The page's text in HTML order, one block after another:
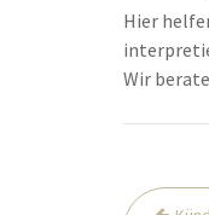
Hier
Wir